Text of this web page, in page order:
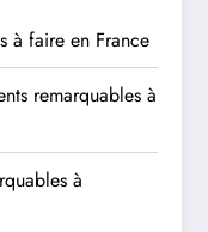
à faire en France
remarquables à
à